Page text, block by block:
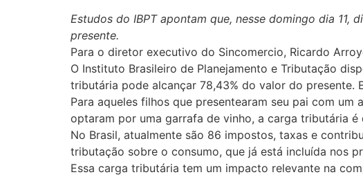
Estudos do IBPT apontam que, nesse domingo dia 11,
presente.
Para o diretor executivo do Sincomercio, Ricardo
O Instituto Brasileiro de Planejamento e Tributação
tributária pode alcançar 78,43% do valor do presente.
Para aqueles filhos que presentearam seu pai com
optaram por uma garrafa de vinho, a carga tributária é
No Brasil, atualmente são 86 impostos, taxas e
tributação sobre o consumo, que já está incluída nos
Essa carga tributária tem um impacto relevante na